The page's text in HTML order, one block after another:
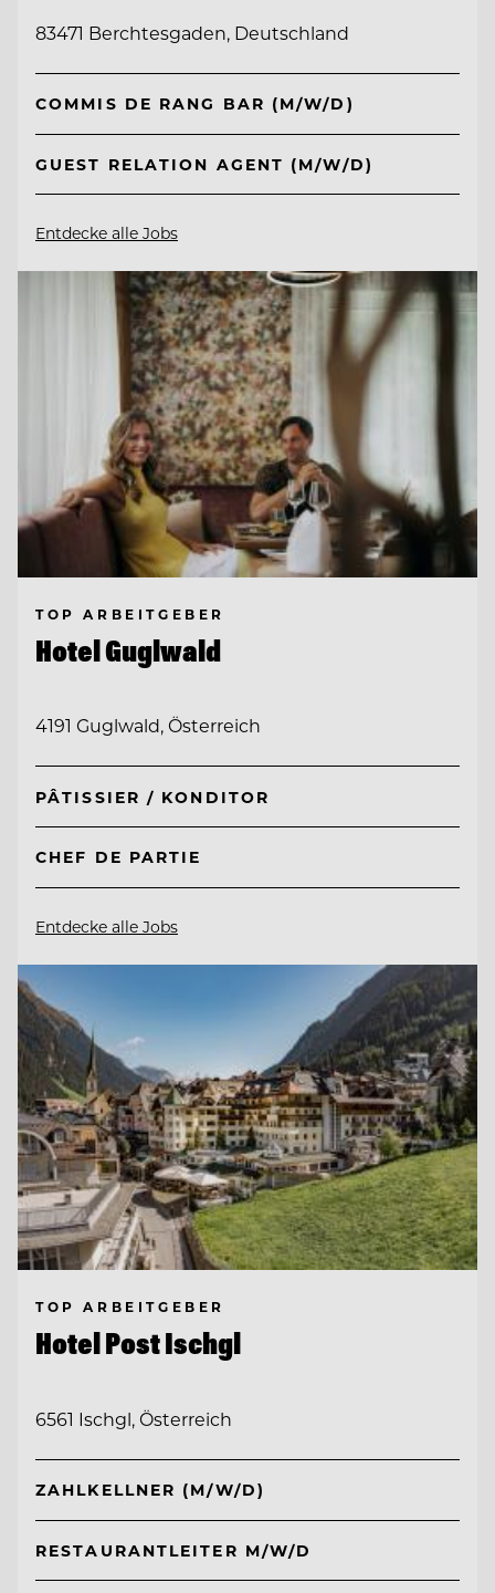
83471 Berchtesgaden, Deutschland
COMMIS DE RANG BAR (M/W/D)
GUEST RELATION AGENT (M/W/D)
Entdecke alle Jobs
TOP ARBEITGEBER
Hotel Guglwald
4191 Guglwald, Österreich
PÂTISSIER / KONDITOR
CHEF DE PARTIE
Entdecke alle Jobs
TOP ARBEITGEBER
Hotel Post Ischgl
6561 Ischgl, Österreich
ZAHLKELLNER (M/W/D)
RESTAURANTLEITER M/W/D